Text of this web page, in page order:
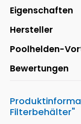
Eigenschaften
Hersteller
Poolhelden-
Bewertungen
Filterbehälter"